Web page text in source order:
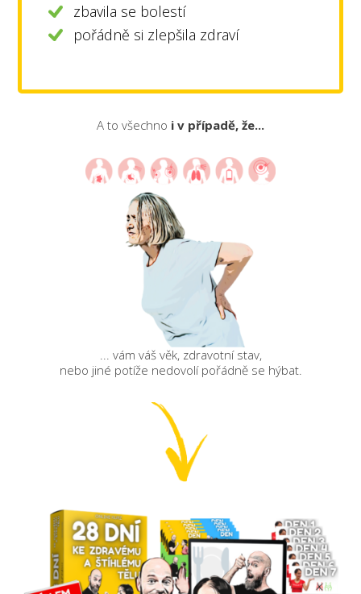
zbavila se bolestí
pořádně si zlepšila zdraví
A to všechno i v případě, že...
... vám váš věk, zdravotní stav,
nebo jiné potíže nedovolí pořádně se hýbat.